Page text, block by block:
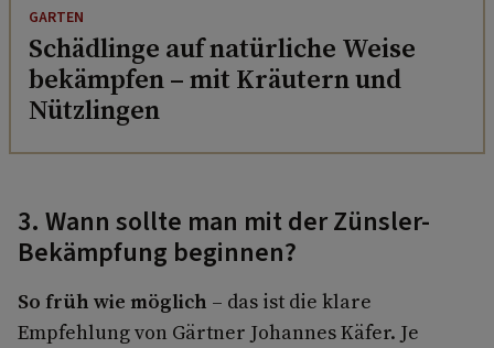
GARTEN
Schädlinge auf natürliche Weise
bekämpfen – mit Kräutern und
Nützlingen
3. Wann sollte man mit der Zünsler-
Bekämpfung beginnen?
So früh wie möglich – das ist die klare
Empfehlung von Gärtner Johannes Käfer. Je